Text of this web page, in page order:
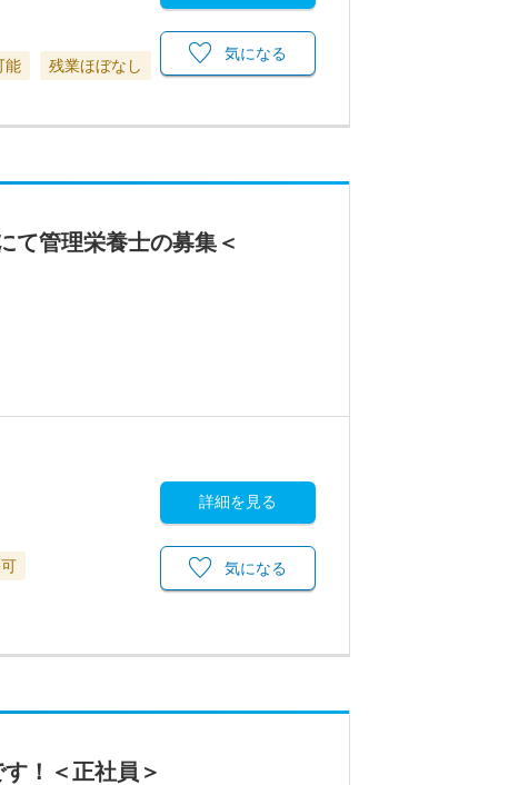
能 残業ほぼなし
気になる
て管理栄養士の募集＜
詳細を見る
気になる
！＜正社員＞